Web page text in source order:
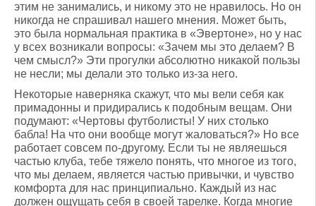
этим не занимались, и никому это не нравилось. Но он
никогда не спрашивал нашего мнения. Может быть,
это была нормальная практика в «Эвертоне», но у нас
у всех возникали вопросы: «Зачем мы это делаем? В
чем смысл?» Эти прогулки абсолютно никакой пользы
не несли; мы делали это только из-за него.
Некоторые наверняка скажут, что мы вели себя как
примадонны и придирались к подобным вещам. Они
подумают: «Чертовы футболисты! У них столько
бабла! На что они вообще могут жаловаться?» Но все
работает совсем по-другому. Если ты не являешься
частью клуба, тебе тяжело понять, что многое из того,
что мы делаем, является частью привычки, и чувство
комфорта для нас принципиально. Каждый из нас
должен ощущать себя в своей тарелке. Когда многие